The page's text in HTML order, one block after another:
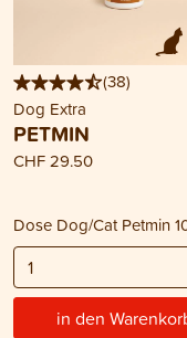
(38)
Dog Extra
PETMIN
CHF 29.50
Dose Dog/Cat Petmin
in den